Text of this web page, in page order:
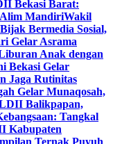
Bekasi Barat:
MandiriWakil
Bermedia Sosial,
Gelar Asrama
Anak dengan
Bekasi Gelar
Jaga Rutinitas
Gelar Munaqosah,
Balikpapan,
Tangkal
Kabupaten